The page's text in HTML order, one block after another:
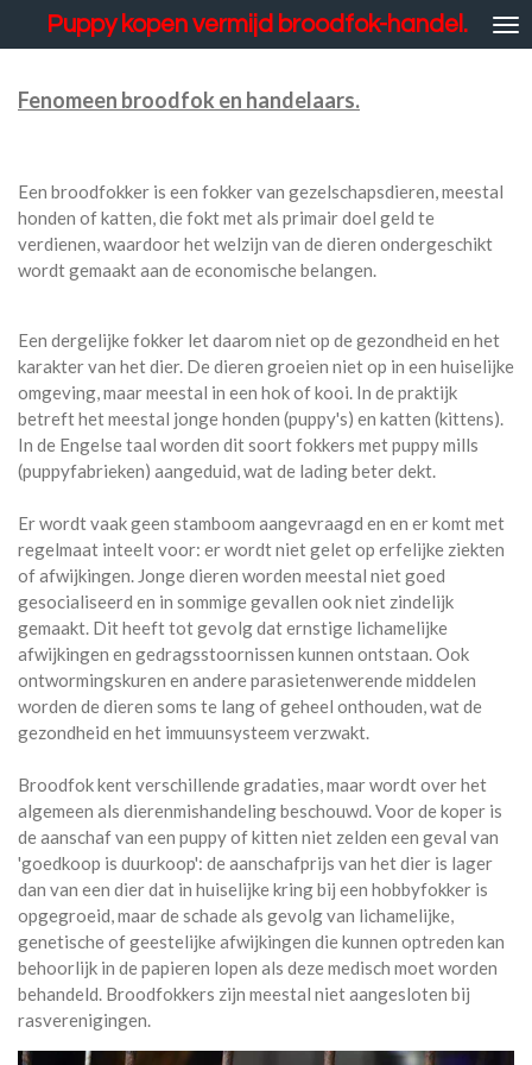
direct
de
Puppy kopen vermijd broodfok-handel.
Fenomeen broodfok en handelaars.
Een broodfokker is een fokker van gezelschapsdieren, meestal
honden of katten, die fokt met als primair doel geld te
verdienen, waardoor het welzijn van de dieren ondergeschikt
wordt gemaakt aan de economische belangen.
Een dergelijke fokker let daarom niet op de gezondheid en het
karakter van het dier. De dieren groeien niet op in een huiselijke
omgeving, maar meestal in een hok of kooi. In de praktijk
betreft het meestal jonge honden (puppy's) en katten (kittens).
In de Engelse taal worden dit soort fokkers met puppy mills
(puppyfabrieken) aangeduid, wat de lading beter dekt.
Er wordt vaak geen stamboom aangevraagd en en er komt met
regelmaat inteelt voor: er wordt niet gelet op erfelijke ziekten
of afwijkingen. Jonge dieren worden meestal niet goed
gesocialiseerd en in sommige gevallen ook niet zindelijk
gemaakt. Dit heeft tot gevolg dat ernstige lichamelijke
afwijkingen en gedragsstoornissen kunnen ontstaan. Ook
ontwormingskuren en andere parasietenwerende middelen
worden de dieren soms te lang of geheel onthouden, wat de
gezondheid en het immuunsysteem verzwakt.
Broodfok kent verschillende gradaties, maar wordt over het
algemeen als dierenmishandeling beschouwd. Voor de koper is
de aanschaf van een puppy of kitten niet zelden een geval van
'goedkoop is duurkoop': de aanschafprijs van het dier is lager
dan van een dier dat in huiselijke kring bij een hobbyfokker is
opgegroeid, maar de schade als gevolg van lichamelijke,
genetische of geestelijke afwijkingen die kunnen optreden kan
behoorlijk in de papieren lopen als deze medisch moet worden
behandeld. Broodfokkers zijn meestal niet aangesloten bij
rasverenigingen.